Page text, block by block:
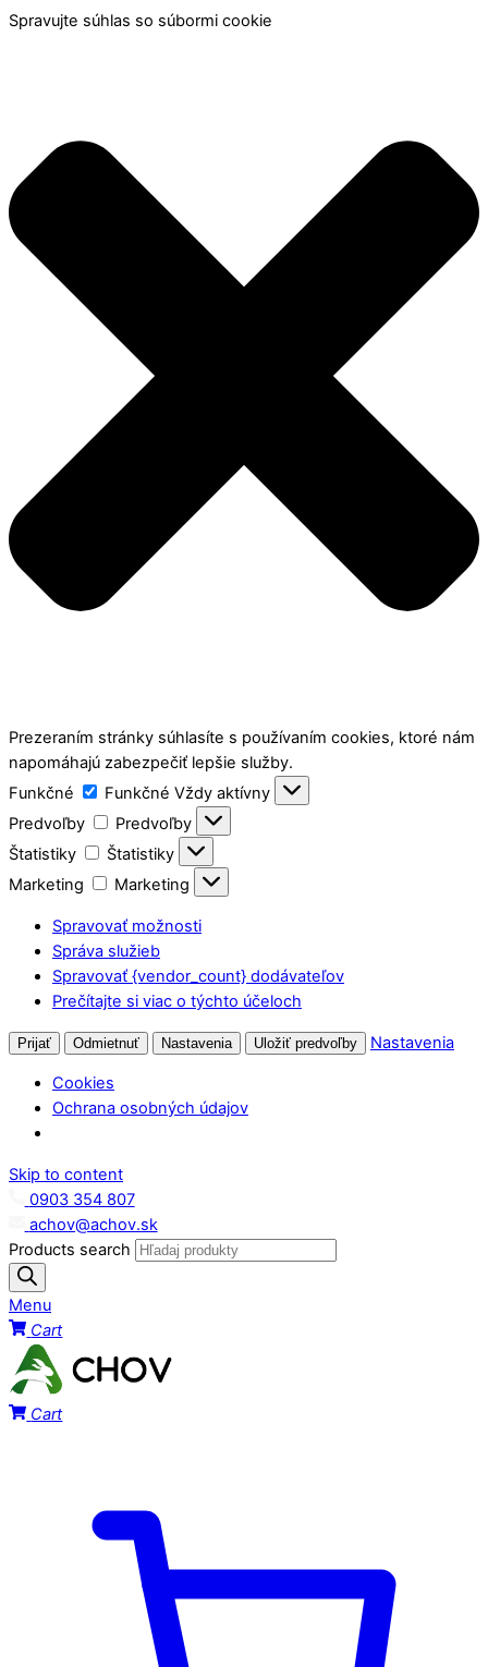
Spravujte súhlas so súbormi cookie
Prezeraním stránky súhlasíte s používaním cookies, ktoré nám
napomáhajú zabezpečiť lepšie služby.
Funkčné
Funkčné Vždy aktívny
Predvoľby
Predvoľby
Štatistiky
Štatistiky
Marketing
Marketing
Spravovať možnosti
Správa služieb
Spravovať {vendor_count} dodávateľov
Prečítajte si viac o týchto účeloch
Prijať Odmietnuť Nastavenia Uložiť predvoľby Nastavenia
Cookies
Ochrana osobných údajov
Skip to content
0903 354 807
achov@achov.sk
Products search
Menu
Cart
Cart